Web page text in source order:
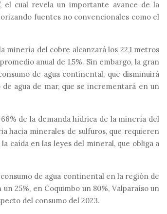
, el cual revela un importante avance de la
fuentes no convencionales como el
minería del cobre alcanzará los 22,1 metros
anual de 1,5%. Sin embargo, la gran
de agua continental, que disminuirá
agua de mar, que se incrementará en un
de la demanda hídrica de la minería del
hacia minerales de sulfuros, que requieren
caída en las leyes del mineral, que obliga a
de agua continental en la región de
25%, en Coquimbo un 80%, Valparaíso un
del consumo del 2023.